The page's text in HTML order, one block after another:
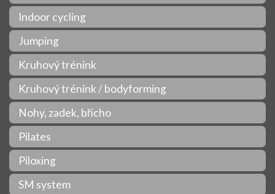
Indoor cycling
Jumping
Kruhový trénink
Kruhový trénink / bodyforming
Nohy, zadek, břicho
Pilates
Piloxing
SM system